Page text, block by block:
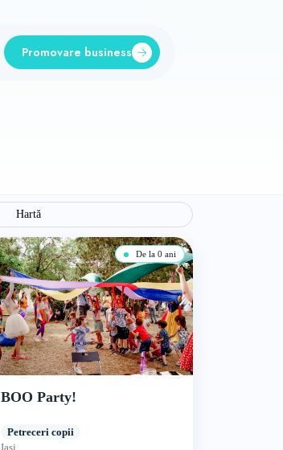
Promovare business
Hartă
De la 0 ani
BOO Party!
Petreceri copii
Iași